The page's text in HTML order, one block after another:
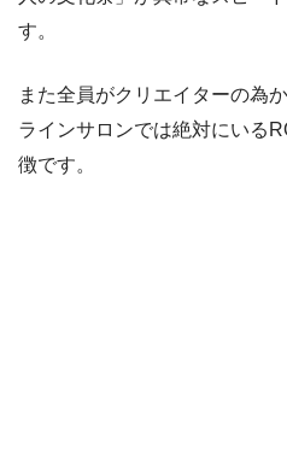
す。
また全員がクリエイターの為
ラインサロンでは絶対にいる
徴です。